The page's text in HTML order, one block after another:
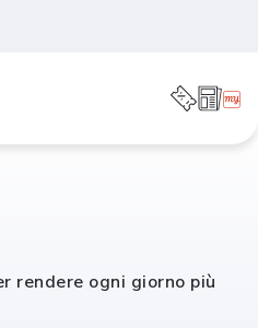
rendere ogni giorno più